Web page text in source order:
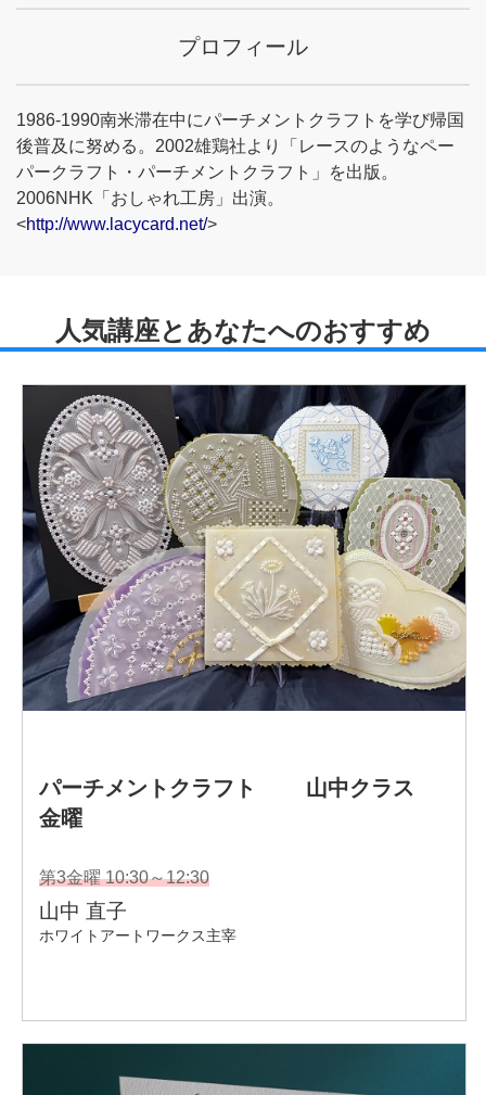
プロフィール
1986-1990南米滞在中にパーチメントクラフトを学び帰国
後普及に努める。2002雄鶏社より「レースのようなペー
パークラフト・パーチメントクラフト」を出版。
2006NHK「おしゃれ工房」出演。
<http://www.lacycard.net/>